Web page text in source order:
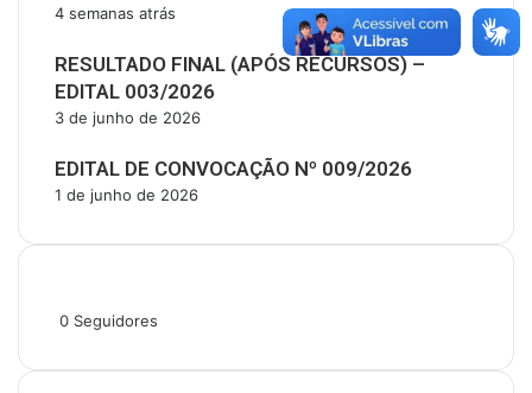
4 semanas atrás
RESULTADO FINAL (APÓS RECURSOS) –
EDITAL 003/2026
3 de junho de 2026
EDITAL DE CONVOCAÇÃO Nº 009/2026
1 de junho de 2026
0 Seguidores